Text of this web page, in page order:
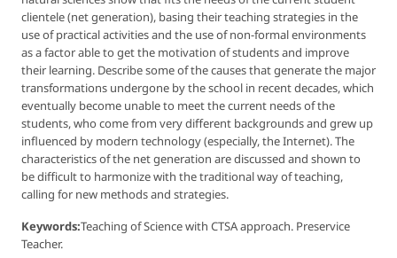
clientele (net generation), basing their teaching strategies in the
use of practical activities and the use of non-formal environments
as a factor able to get the motivation of students and improve
their learning. Describe some of the causes that generate the major
transformations undergone by the school in recent decades, which
eventually become unable to meet the current needs of the
students, who come from very different backgrounds and grew up
influenced by modern technology (especially, the Internet). The
characteristics of the net generation are discussed and shown to
be difficult to harmonize with the traditional way of teaching,
calling for new methods and strategies.
Keywords:Teaching of Science with CTSA approach. Preservice
Teacher.